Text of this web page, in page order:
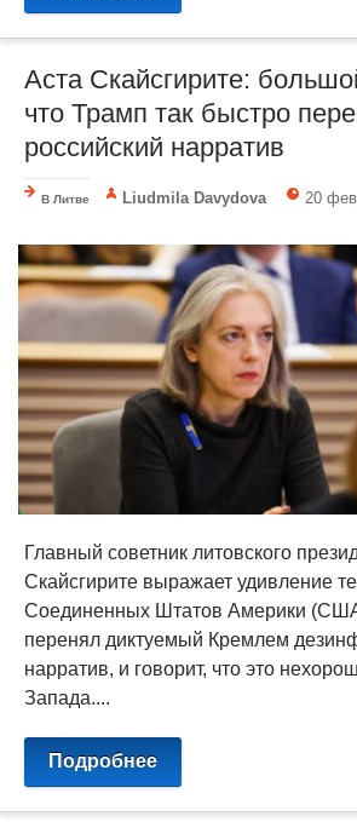
Аста Скайсгирите:
что Трамп так быстро
российский нарратив
В Литве Liudmila Davydova 20
Главный советник литовского
Скайсгирите выражает удивление
Соединенных Штатов Америки
перенял диктуемый Кремлем
нарратив, и говорит, что это
Запада....
Подробнее